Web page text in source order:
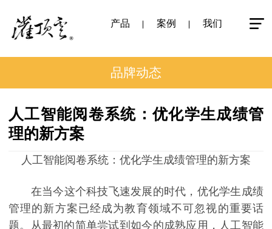
产品 案例 我们
品牌动态
人工智能阅卷系统：优化学生成绩管
理的新方案
人工智能阅卷系统：优化学生成绩管理的新方案
在当今这个科技飞速发展的时代，优化学生成绩
管理的新方案已经成为教育领域不可忽视的重要话
题。从最初的简单尝试到如今的成熟应用，人工智能